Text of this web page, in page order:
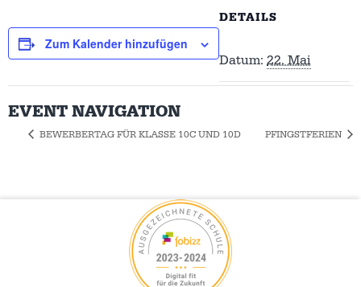
Zum Kalender hinzufügen
DETAILS
Datum: 22. Mai
EVENT NAVIGATION
BEWERBERTAG FÜR KLASSE 10C UND 10D PFINGSTFERIEN